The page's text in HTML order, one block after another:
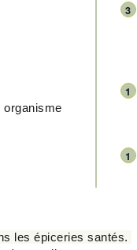
organisme
les épiceries santés.